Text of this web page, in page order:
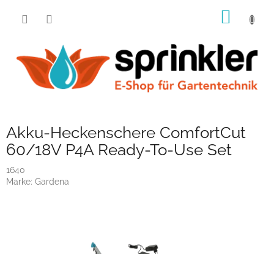
Akku-Heckenschere ComfortCut
60/18V P4A Ready-To-Use Set
1640
Marke: Gardena